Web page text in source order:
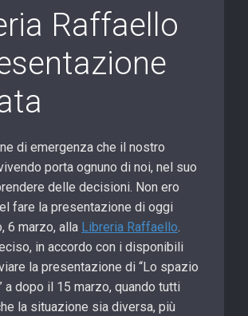
Raffaello
di emergenza che il nostro
porta ognuno di noi, nel suo
delle decisioni. Non ero
fare la presentazione di oggi
6 marzo, alla Libreria Raffaello.
in accordo con i disponibili
la presentazione di “Lo spazio
a dopo il 15 marzo, quando tutti
la situazione sia diversa, più